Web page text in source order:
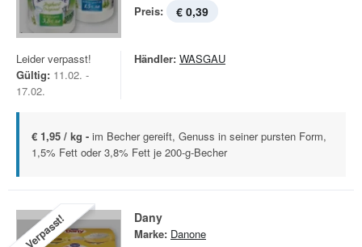
Preis: € 0,39
Leider verpasst!
Gültig: 11.02. -
17.02.
Händler: WASGAU
€ 1,95 / kg - im Becher gereift, Genuss in seiner pursten Form,
1,5% Fett oder 3,8% Fett je 200-g-Becher
Verpasst! Dany
Marke: Danone